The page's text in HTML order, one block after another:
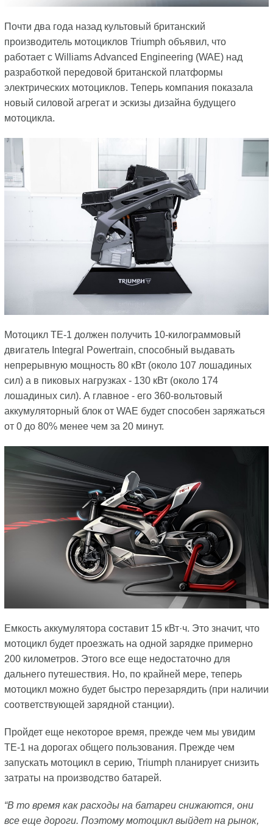
Почти два года назад культовый британский
производитель мотоциклов Triumph объявил, что
работает с Williams Advanced Engineering (WAE) над
разработкой передовой британской платформы
электрических мотоциклов. Теперь компания показала
новый силовой агрегат и эскизы дизайна будущего
мотоцикла.
Мотоцикл TE-1 должен получить 10-килограммовый
двигатель Integral Powertrain, способный выдавать
непрерывную мощность 80 кВт (около 107 лошадиных
сил) а в пиковых нагрузках - 130 кВт (около 174
лошадиных сил). А главное - его 360-вольтовый
аккумуляторный блок от WAE будет способен заряжаться
от 0 до 80% менее чем за 20 минут.
Емкость аккумулятора составит 15 кВт·ч. Это значит, что
мотоцикл будет проезжать на одной зарядке примерно
200 километров. Этого все еще недостаточно для
дальнего путешествия. Но, по крайней мере, теперь
мотоцикл можно будет быстро перезарядить (при наличии
соответствующей зарядной станции).
Пройдет еще некоторое время, прежде чем мы увидим
TE-1 на дорогах общего пользования. Прежде чем
запускать мотоцикл в серию, Triumph планирует снизить
затраты на производство батарей.
“В то время как расходы на батареи снижаются, они
все еще дороги. Поэтому мотоцикл выйдет на рынок,